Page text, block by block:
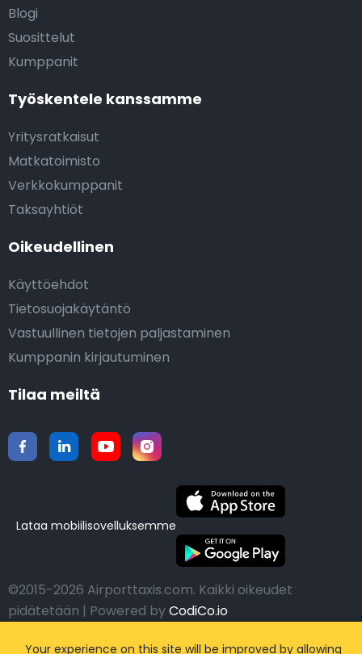
Blogi
Suosittelut
Kumppanit
Työskentele kanssamme
Yritysratkaisut
Matkatoimisto
Verkkokumppanit
Taksayhtiöt
Oikeudellinen
Käyttöehdot
Tietosuojakäytäntö
Vastuullinen tietojen paljastaminen
Kumppanin kirjautuminen
Tilaa meiltä
Lataa mobiilisovelluksemme
©2015-2026 Airporttaxis.com. Kaikki oikeudet
pidätetään | Powered byCodiCo.io
Your experience on this site will be improved by allowing